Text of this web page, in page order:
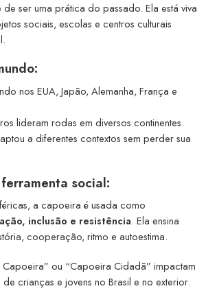
ser uma prática do passado. Ela está viva
sociais, escolas e centros culturais
nos EUA, Japão, Alemanha, França e
lideram rodas em diversos continentes.
a diferentes contextos sem perder sua
social:
a capoeira é usada como
inclusão e resistência. Ela ensina
cooperação, ritmo e autoestima.
ou “Capoeira Cidadã” impactam
de crianças e jovens no Brasil e no exterior.